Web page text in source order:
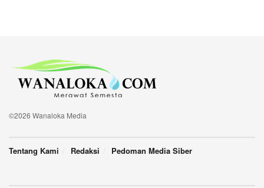
©2026 Wanaloka Media
Tentang Kami Redaksi Pedoman Media Siber